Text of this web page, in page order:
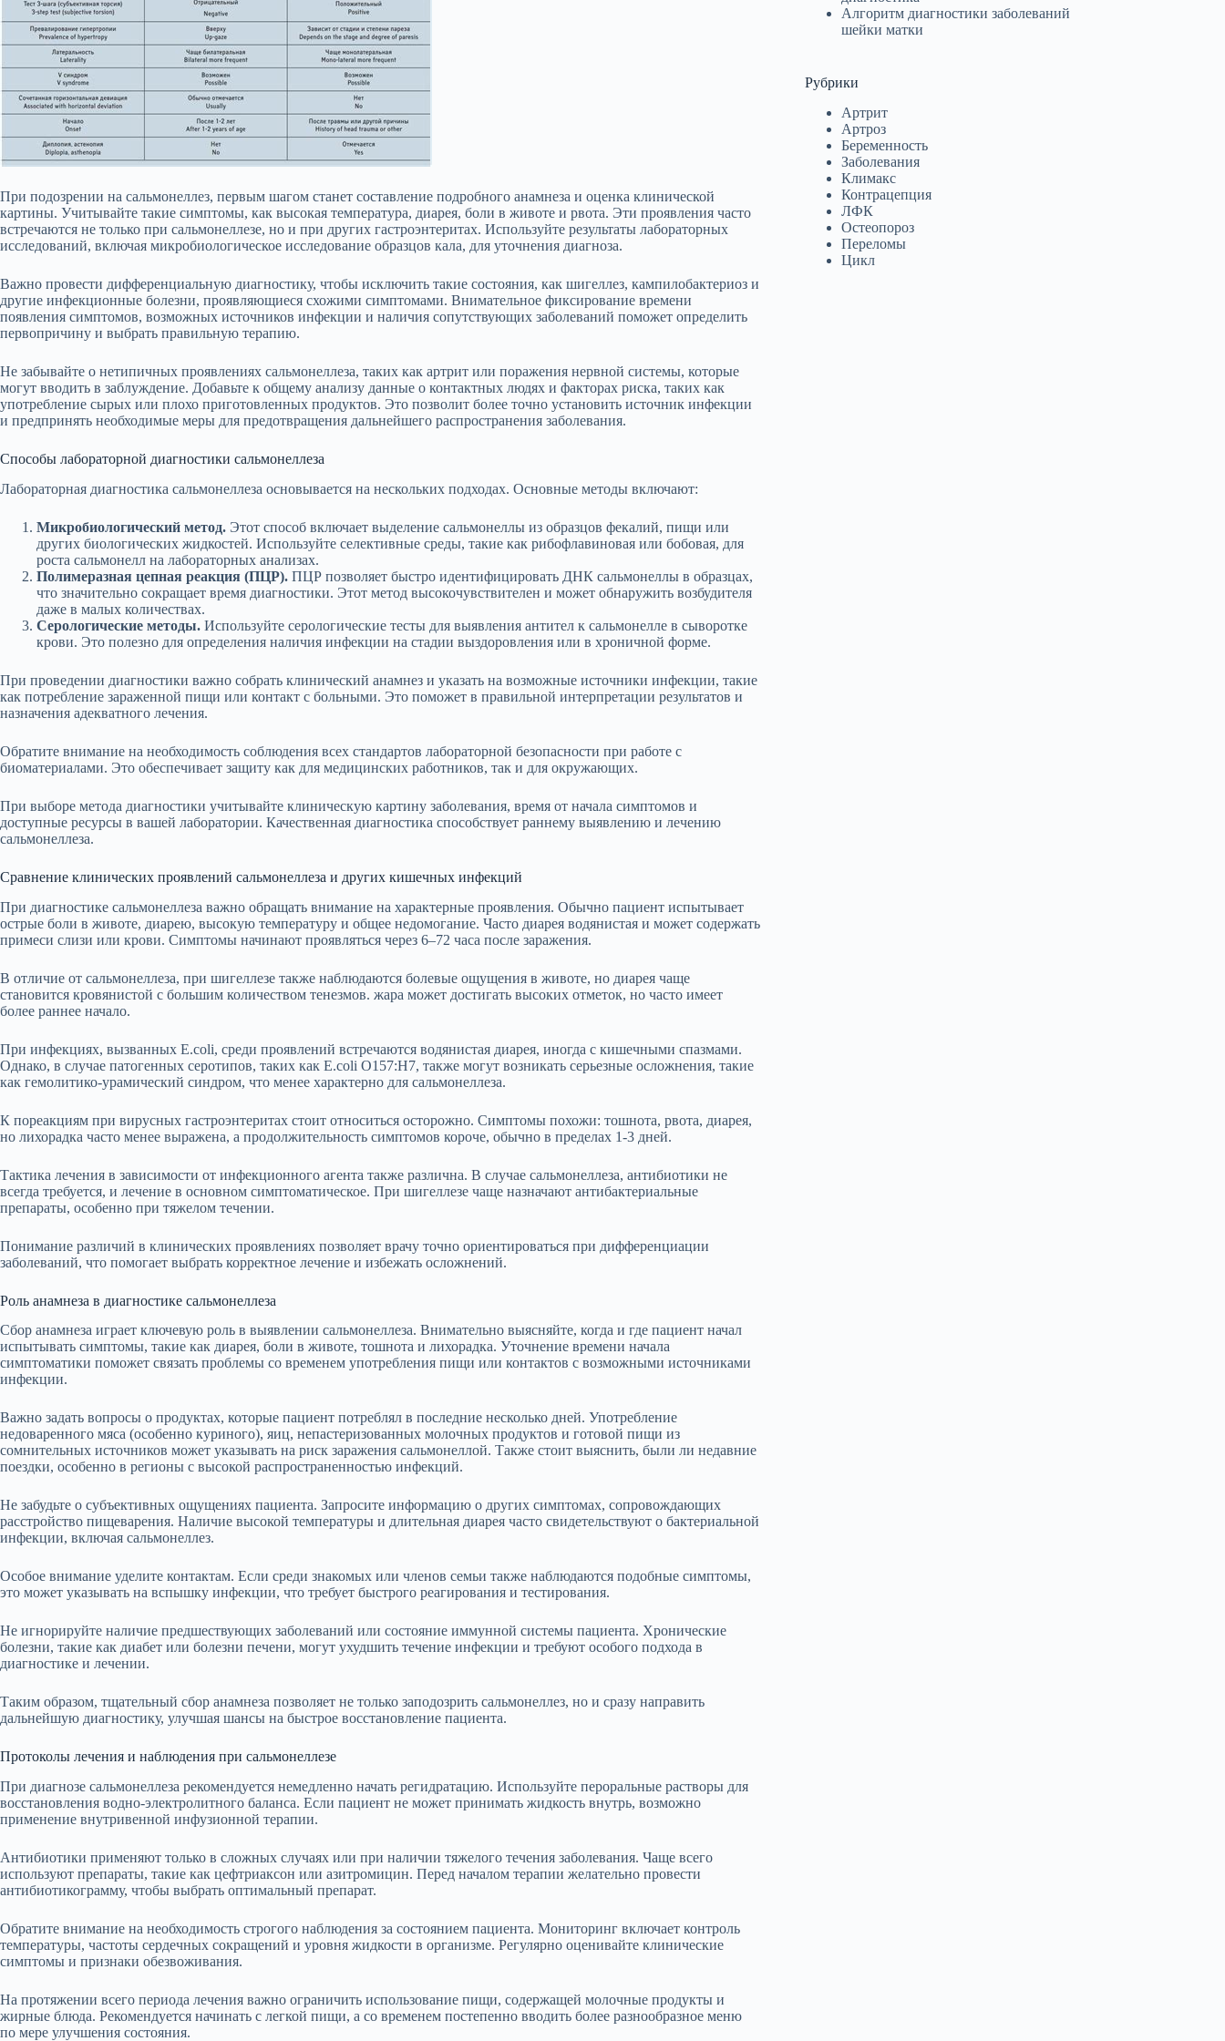
При подозрении на сальмонеллез, первым шагом станет составление подробного анамнеза и оценка клинической
картины. Учитывайте такие симптомы, как высокая температура, диарея, боли в животе и рвота. Эти проявления часто
встречаются не только при сальмонеллезе, но и при других гастроэнтеритах. Используйте результаты лабораторных
исследований, включая микробиологическое исследование образцов кала, для уточнения диагноза.
Важно провести дифференциальную диагностику, чтобы исключить такие состояния, как шигеллез, кампилобактериоз и
другие инфекционные болезни, проявляющиеся схожими симптомами. Внимательное фиксирование времени
появления симптомов, возможных источников инфекции и наличия сопутствующих заболеваний поможет определить
первопричину и выбрать правильную терапию.
Не забывайте о нетипичных проявлениях сальмонеллеза, таких как артрит или поражения нервной системы, которые
могут вводить в заблуждение. Добавьте к общему анализу данные о контактных людях и факторах риска, таких как
употребление сырых или плохо приготовленных продуктов. Это позволит более точно установить источник инфекции
и предпринять необходимые меры для предотвращения дальнейшего распространения заболевания.
Способы лабораторной диагностики сальмонеллеза
Лабораторная диагностика сальмонеллеза основывается на нескольких подходах. Основные методы включают:
Микробиологический метод. Этот способ включает выделение сальмонеллы из образцов фекалий, пищи или
других биологических жидкостей. Используйте селективные среды, такие как рибофлавиновая или бобовая, для
роста сальмонелл на лабораторных анализах.
Полимеразная цепная реакция (ПЦР). ПЦР позволяет быстро идентифицировать ДНК сальмонеллы в образцах,
что значительно сокращает время диагностики. Этот метод высокочувствителен и может обнаружить возбудителя
даже в малых количествах.
Серологические методы. Используйте серологические тесты для выявления антител к сальмонелле в сыворотке
крови. Это полезно для определения наличия инфекции на стадии выздоровления или в хроничной форме.
При проведении диагностики важно собрать клинический анамнез и указать на возможные источники инфекции, такие
как потребление зараженной пищи или контакт с больными. Это поможет в правильной интерпретации результатов и
назначения адекватного лечения.
Обратите внимание на необходимость соблюдения всех стандартов лабораторной безопасности при работе с
биоматериалами. Это обеспечивает защиту как для медицинских работников, так и для окружающих.
При выборе метода диагностики учитывайте клиническую картину заболевания, время от начала симптомов и
доступные ресурсы в вашей лаборатории. Качественная диагностика способствует раннему выявлению и лечению
сальмонеллеза.
Сравнение клинических проявлений сальмонеллеза и других кишечных инфекций
При диагностике сальмонеллеза важно обращать внимание на характерные проявления. Обычно пациент испытывает
острые боли в животе, диарею, высокую температуру и общее недомогание. Часто диарея водянистая и может содержать
примеси слизи или крови. Симптомы начинают проявляться через 6–72 часа после заражения.
В отличие от сальмонеллеза, при шигеллезе также наблюдаются болевые ощущения в животе, но диарея чаще
становится кровянистой с большим количеством тенезмов. жара может достигать высоких отметок, но часто имеет
более раннее начало.
При инфекциях, вызванных E.coli, среди проявлений встречаются водянистая диарея, иногда с кишечными спазмами.
Однако, в случае патогенных серотипов, таких как E.coli O157:H7, также могут возникать серьезные осложнения, такие
как гемолитико-урамический синдром, что менее характерно для сальмонеллеза.
К пореакциям при вирусных гастроэнтеритах стоит относиться осторожно. Симптомы похожи: тошнота, рвота, диарея,
но лихорадка часто менее выражена, а продолжительность симптомов короче, обычно в пределах 1-3 дней.
Тактика лечения в зависимости от инфекционного агента также различна. В случае сальмонеллеза, антибиотики не
всегда требуется, и лечение в основном симптоматическое. При шигеллезе чаще назначают антибактериальные
препараты, особенно при тяжелом течении.
Понимание различий в клинических проявлениях позволяет врачу точно ориентироваться при дифференциации
заболеваний, что помогает выбрать корректное лечение и избежать осложнений.
Роль анамнеза в диагностике сальмонеллеза
Сбор анамнеза играет ключевую роль в выявлении сальмонеллеза. Внимательно выясняйте, когда и где пациент начал
испытывать симптомы, такие как диарея, боли в животе, тошнота и лихорадка. Уточнение времени начала
симптоматики поможет связать проблемы со временем употребления пищи или контактов с возможными источниками
инфекции.
Важно задать вопросы о продуктах, которые пациент потреблял в последние несколько дней. Употребление
недоваренного мяса (особенно куриного), яиц, непастеризованных молочных продуктов и готовой пищи из
сомнительных источников может указывать на риск заражения сальмонеллой. Также стоит выяснить, были ли недавние
поездки, особенно в регионы с высокой распространенностью инфекций.
Не забудьте о субъективных ощущениях пациента. Запросите информацию о других симптомах, сопровождающих
расстройство пищеварения. Наличие высокой температуры и длительная диарея часто свидетельствуют о бактериальной
инфекции, включая сальмонеллез.
Особое внимание уделите контактам. Если среди знакомых или членов семьи также наблюдаются подобные симптомы,
это может указывать на вспышку инфекции, что требует быстрого реагирования и тестирования.
Не игнорируйте наличие предшествующих заболеваний или состояние иммунной системы пациента. Хронические
болезни, такие как диабет или болезни печени, могут ухудшить течение инфекции и требуют особого подхода в
диагностике и лечении.
Таким образом, тщательный сбор анамнеза позволяет не только заподозрить сальмонеллез, но и сразу направить
дальнейшую диагностику, улучшая шансы на быстрое восстановление пациента.
Протоколы лечения и наблюдения при сальмонеллезе
При диагнозе сальмонеллеза рекомендуется немедленно начать регидратацию. Используйте пероральные растворы для
восстановления водно-электролитного баланса. Если пациент не может принимать жидкость внутрь, возможно
применение внутривенной инфузионной терапии.
Антибиотики применяют только в сложных случаях или при наличии тяжелого течения заболевания. Чаще всего
используют препараты, такие как цефтриаксон или азитромицин. Перед началом терапии желательно провести
антибиотикограмму, чтобы выбрать оптимальный препарат.
Обратите внимание на необходимость строгого наблюдения за состоянием пациента. Мониторинг включает контроль
температуры, частоты сердечных сокращений и уровня жидкости в организме. Регулярно оценивайте клинические
симптомы и признаки обезвоживания.
На протяжении всего периода лечения важно ограничить использование пищи, содержащей молочные продукты и
жирные блюда. Рекомендуется начинать с легкой пищи, а со временем постепенно вводить более разнообразное меню
по мере улучшения состояния.
Алгоритм диагностики заболеваний
шейки матки
Рубрики
Артрит
Артроз
Беременность
Заболевания
Климакс
Контрацепция
ЛФК
Остеопороз
Переломы
Цикл